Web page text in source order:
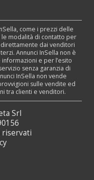
come i prezzi delle
modalità di contatto per
dai venditori
Annunci InSella non è
e per l’esito
senza garanzia di
InSella non vende
sulle vendite ed
tra clienti e venditori.
Srl